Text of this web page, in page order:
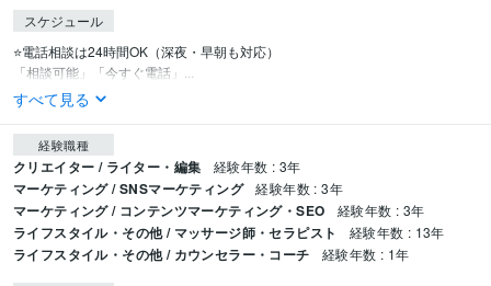
スケジュール
⭐電話相談は24時間OK（深夜・早朝も対応）
「相談可能」「今すぐ電話」...
すべて見る
経験職種
クリエイター / ライター・編集 経験年数 : 3年
マーケティング / SNSマーケティング 経験年数 : 3年
マーケティング / コンテンツマーケティング・SEO 経験年数 : 3年
ライフスタイル・その他 / マッサージ師・セラピスト 経験年数 : 13年
ライフスタイル・その他 / カウンセラー・コーチ 経験年数 : 1年